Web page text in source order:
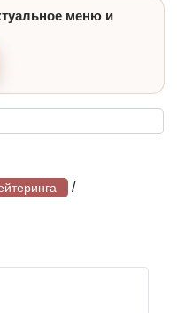
меню и
/